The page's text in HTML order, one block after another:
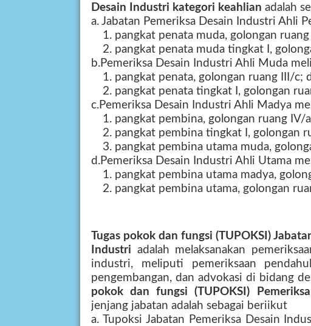
Desain Industri kategori keahlian adalah
a. Jabatan Pemeriksa Desain Industri Ahli
1. pangkat penata muda, golongan
2. pangkat penata muda tingkat I,
b.Pemeriksa Desain Industri Ahli Muda
1. pangkat penata, golongan ruang III/c;
2. pangkat penata tingkat I, golongan
c.Pemeriksa Desain Industri Ahli Madya
1. pangkat pembina, golongan ruang IV/
2. pangkat pembina tingkat I, golongan
3. pangkat pembina utama muda,
d.Pemeriksa Desain Industri Ahli Utama
1. pangkat pembina utama madya,
2. pangkat pembina utama, golongan
Tugas pokok dan fungsi (TUPOKSI)
Industri adalah melaksanakan
industri, meliputi pemeriksaan
pengembangan, dan advokasi di bidang
pokok dan fungsi (TUPOKSI)
jenjang jabatan adalah sebagai beriikut
a. Tupoksi Jabatan Pemeriksa Desain